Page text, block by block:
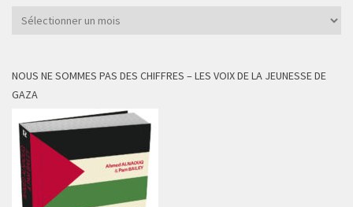
Archives
NOUS NE SOMMES PAS DES CHIFFRES – LES VOIX DE LA JEUNESSE DE
GAZA